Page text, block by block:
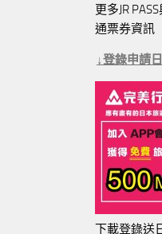
更多JR
通票券資訊
↓登錄申請
下載登錄送